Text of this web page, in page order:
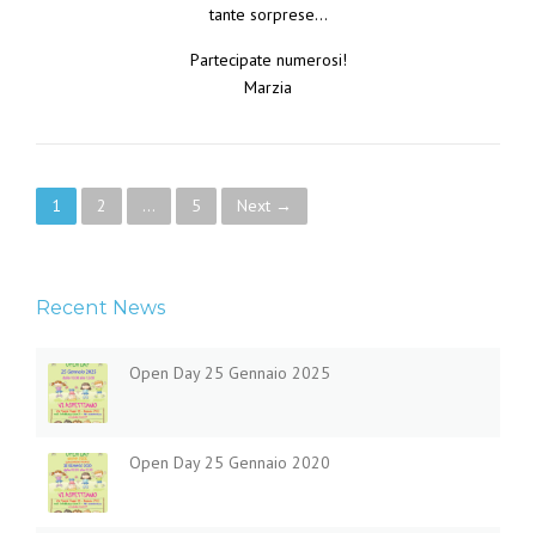
tante sorprese…
Partecipate numerosi!
Marzia
Posts navigation
1 2 … 5 Next →
Recent News
Open Day 25 Gennaio 2025
Open Day 25 Gennaio 2020